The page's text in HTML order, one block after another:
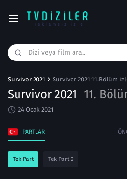
Survivor 2021 Survivor 2021 11.Bölüm
Survivor 2021 11.
24 Ocak 2021
PARTLAR
Tek Part Tek Part 2